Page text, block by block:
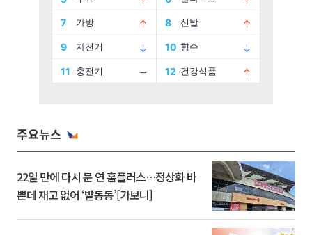
주요뉴스
22일 만에 다시 문 연 홈플러스…정상화 바
쁜데 재고 없어 ‘발동동’[가보니]